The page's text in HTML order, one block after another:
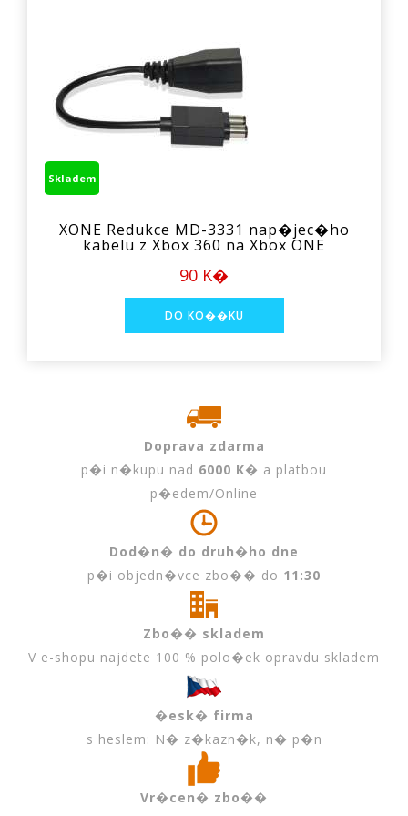
Skladem
XONE Redukce MD-3331 nap�jec�ho
kabelu z Xbox 360 na Xbox ONE
90 K�
Doprava zdarma
p�i n�kupu nad 6000 K� a platbou
p�edem/Online
Dod�n� do druh�ho dne
p�i objedn�vce zbo�� do 11:30
Zbo�� skladem
V e-shopu najdete 100 % polo�ek opravdu skladem
�esk� firma
s heslem: N� z�kazn�k, n� p�n
Vr�cen� zbo��